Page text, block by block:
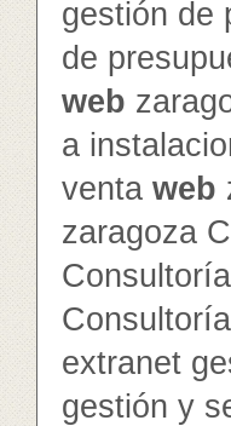
gestión de
de
web
a
venta web
zaragoza
extranet
gestión y